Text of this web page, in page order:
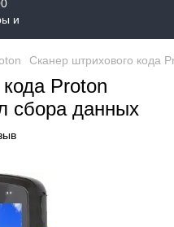
Сканер штрихового кода
Proton
сбора данных